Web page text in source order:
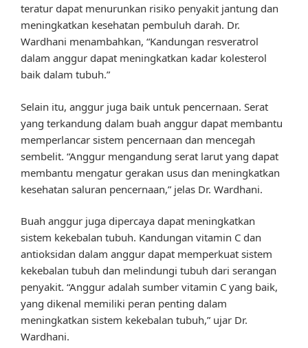
teratur dapat menurunkan risiko penyakit jantung dan
meningkatkan kesehatan pembuluh darah. Dr.
Wardhani menambahkan, “Kandungan resveratrol
dalam anggur dapat meningkatkan kadar kolesterol
baik dalam tubuh.”
Selain itu, anggur juga baik untuk pencernaan. Serat
yang terkandung dalam buah anggur dapat membantu
memperlancar sistem pencernaan dan mencegah
sembelit. “Anggur mengandung serat larut yang dapat
membantu mengatur gerakan usus dan meningkatkan
kesehatan saluran pencernaan,” jelas Dr. Wardhani.
Buah anggur juga dipercaya dapat meningkatkan
sistem kekebalan tubuh. Kandungan vitamin C dan
antioksidan dalam anggur dapat memperkuat sistem
kekebalan tubuh dan melindungi tubuh dari serangan
penyakit. “Anggur adalah sumber vitamin C yang baik,
yang dikenal memiliki peran penting dalam
meningkatkan sistem kekebalan tubuh,” ujar Dr.
Wardhani.